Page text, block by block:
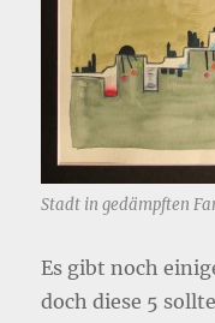
Stadt in gedämpften
Es gibt noch
doch diese 5